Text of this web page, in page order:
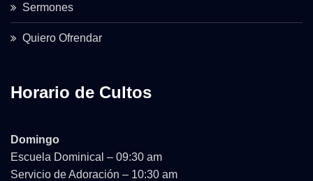
Sermones
Quiero Ofrendar
Horario de Cultos
Domingo
Escuela Dominical – 09:30 am
Servicio de Adoración – 10:30 am